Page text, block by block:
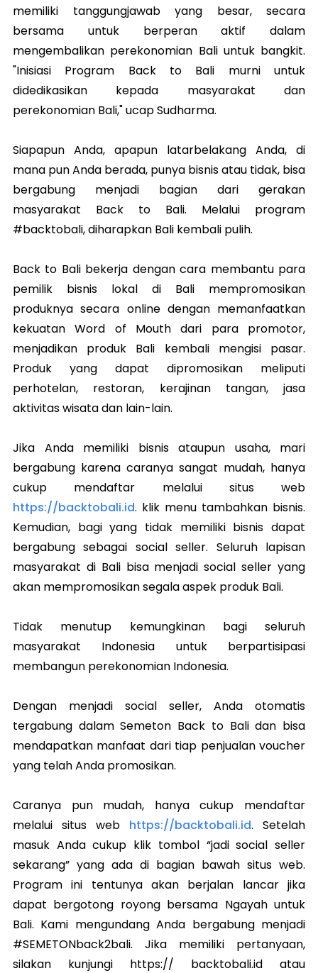
memiliki tanggungjawab yang besar, secara
bersama untuk berperan aktif dalam
mengembalikan perekonomian Bali untuk bangkit.
"Inisiasi Program Back to Bali murni untuk
didedikasikan kepada masyarakat dan
perekonomian Bali," ucap Sudharma.
Siapapun Anda, apapun latarbelakang Anda, di
mana pun Anda berada, punya bisnis atau tidak, bisa
bergabung menjadi bagian dari gerakan
masyarakat Back to Bali. Melalui program
#backtobali, diharapkan Bali kembali pulih.
Back to Bali bekerja dengan cara membantu para
pemilik bisnis lokal di Bali mempromosikan
produknya secara online dengan memanfaatkan
kekuatan Word of Mouth dari para promotor,
menjadikan produk Bali kembali mengisi pasar.
Produk yang dapat dipromosikan meliputi
perhotelan, restoran, kerajinan tangan, jasa
aktivitas wisata dan lain-lain.
Jika Anda memiliki bisnis ataupun usaha, mari
bergabung karena caranya sangat mudah, hanya
cukup mendaftar melalui situs web
https://backtobali.id. klik menu tambahkan bisnis.
Kemudian, bagi yang tidak memiliki bisnis dapat
bergabung sebagai social seller. Seluruh lapisan
masyarakat di Bali bisa menjadi social seller yang
akan mempromosikan segala aspek produk Bali.
Tidak menutup kemungkinan bagi seluruh
masyarakat Indonesia untuk berpartisipasi
membangun perekonomian Indonesia.
Dengan menjadi social seller, Anda otomatis
tergabung dalam Semeton Back to Bali dan bisa
mendapatkan manfaat dari tiap penjualan voucher
yang telah Anda promosikan.
Caranya pun mudah, hanya cukup mendaftar
melalui situs web https://backtobali.id. Setelah
masuk Anda cukup klik tombol “jadi social seller
sekarang” yang ada di bagian bawah situs web.
Program ini tentunya akan berjalan lancar jika
dapat bergotong royong bersama Ngayah untuk
Bali. Kami mengundang Anda bergabung menjadi
#SEMETONback2bali. Jika memiliki pertanyaan,
silakan kunjungi https:// backtobali.id atau